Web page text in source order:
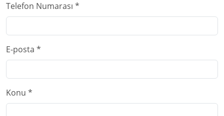
Telefon Numarası *
E-posta *
Konu *